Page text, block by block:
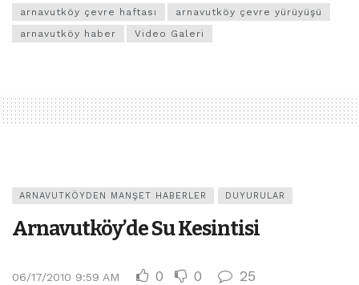
arnavutköy çevre haftası
arnavutköy çevre yürüyüşü
arnavutköy haber
Video Galeri
ARNAVUTKÖYDEN MANŞET HABERLER DUYURULAR
Arnavutköy’de Su Kesintisi
06/17/2010 9:59 AM 0 0 25